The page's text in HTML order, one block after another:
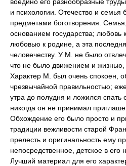
и психологии. Отечество и семья
предметами боготворения.
основанием государства; любовь
любовью к родине, а эта
человечеству. У М. не было
что не было движением и жизнью,
Характер М. был очень спокоен,
чрезвычайной правильностью;
утра до полудня и ложился спать
никогда он не принимал
Обхождение его было просто и
традиции вежливости старой
прелесть и оригинальность ему
непосредственное, детское в его
Лучший материал для его